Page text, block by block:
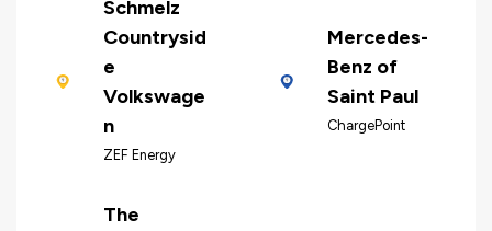
Schmelz
Countrysid
e
Volkswage
n
ZEF Energy
Mercedes-
Benz of
Saint Paul
ChargePoint
The